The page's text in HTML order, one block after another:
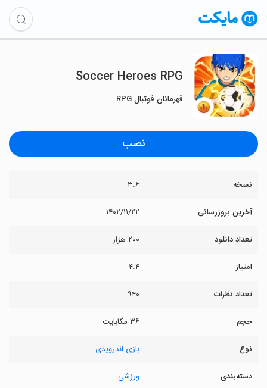
Soccer Heroes RPG
قهرمانان فوتبال RPG
نصب
نسخه ۳.۶
آخرین بروزرسانی ۱۴۰۲/۱۱/۲۲
تعداد دانلود ۲۰۰ هزار
امتیاز ۴.۴
تعداد نظرات ۹۴۰
حجم ۳۶ مگابایت
نوع بازی اندرویدی
دسته‌بندی ورزشی